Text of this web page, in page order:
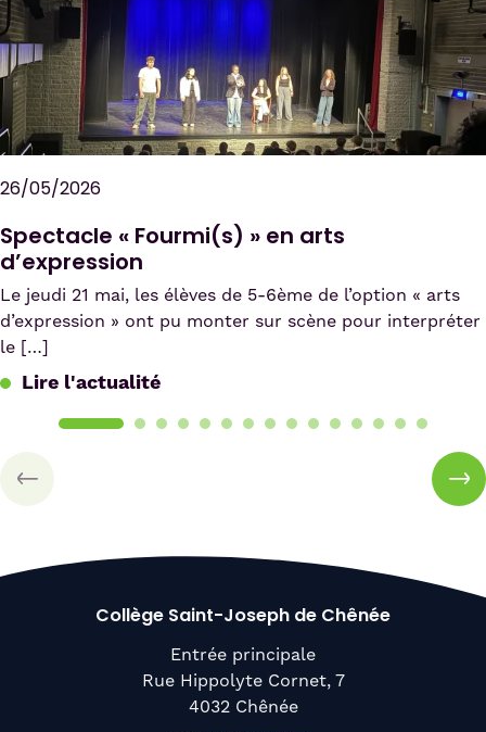
26/05/2026
Spectacle « Fourmi(s) » en arts
d’expression
Le jeudi 21 mai, les élèves de 5-6ème de l’option « arts
d’expression » ont pu monter sur scène pour interpréter
le […]
Lire l'actualité
Collège Saint-Joseph de Chênée
Entrée principale
Rue Hippolyte Cornet, 7
4032 Chênée